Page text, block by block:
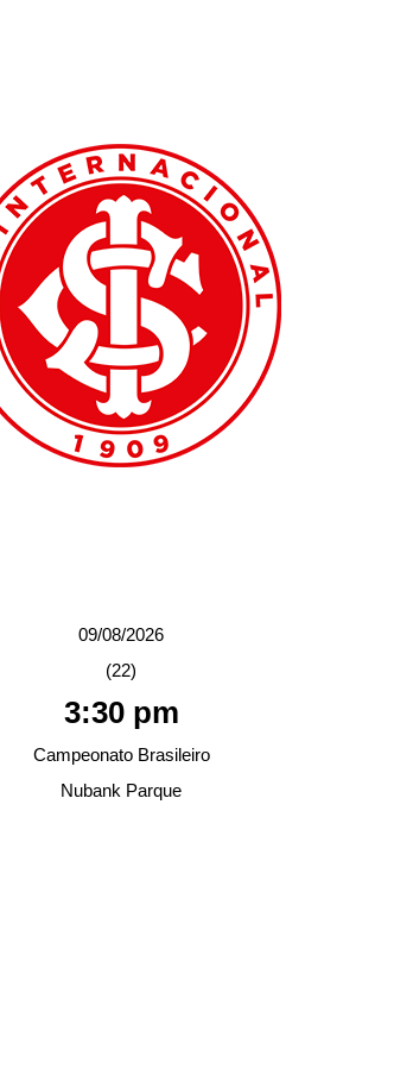
09/08/2026
(22)
3:30 pm
Campeonato Brasileiro
Nubank Parque